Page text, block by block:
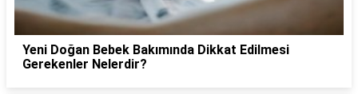
Yeni Doğan Bebek Bakımında Dikkat Edilmesi
Gerekenler Nelerdir?